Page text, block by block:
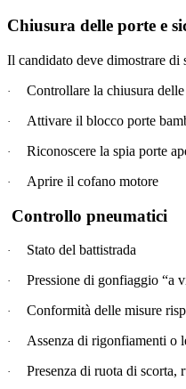
Chiusura delle porte e
Il candidato deve dimostrare di
· Controllare la chiusura
· Attivare il blocco porte
· Riconoscere la spia porte
· Aprire il cofano motore
Controllo pneumatici
· Stato del battistrada
· Pressione di gonfiaggio “a
· Conformità delle misure
· Assenza di rigonfiamenti o
· Presenza di ruota di